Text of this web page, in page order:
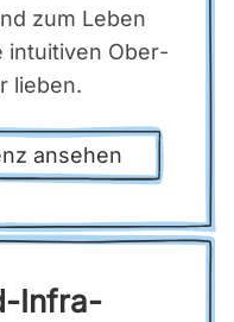
zum Leben
intui­ti­ven Ober­
lie­ben.
anse­hen
Infra­